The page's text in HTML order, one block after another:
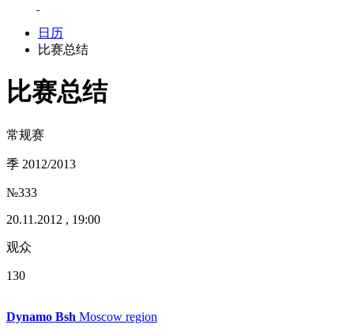
日历
比赛总结
比赛总结
常规赛
季 2012/2013
№333
20.11.2012 , 19:00
观众
130
Dynamo Bsh Moscow region